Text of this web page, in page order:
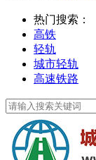
热门搜索：
高铁
轻轨
城市轻轨
高速铁路